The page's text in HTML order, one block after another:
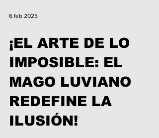
¡EL ARTE DE LO
IMPOSIBLE: EL
MAGO LUVIANO
REDEFINE LA